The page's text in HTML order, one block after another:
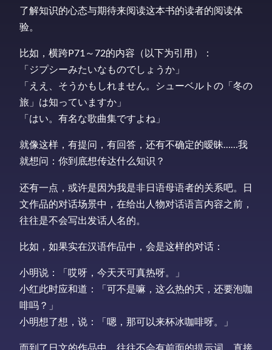
了解知识的心态与期待来阅读这本书的读者的阅读体
验。
比如，横跨P71～72的内容（以下为引用）：
「ジプシーみたいなものでしょうか」
「ええ、そうかもしれません。シューベルトの「冬の
旅」は知っていますか」
「はい。有名な歌曲集ですよね」
就像这样，有提问，有回答，还有不确定的暧昧……我
就想问：你到底想传达什么知识？
还有一点，或许是因为我是非日语母语者的关系吧。日
文作品的对话场景中，在给出人物对话语言内容之前，
往往是不会写出发话人名的。
比如，如果实在汉语作品中，会是这样的对话：
小明说：「哎呀，今天天可真热呀。」
小红此时应和道：「可不是嘛，这么热的天，还要泡咖
啡吗？」
小明想了想，说：「嗯，那可以来杯冰咖啡呀。」
而到了日文的作品中，往往不会有前面的提示词。直接